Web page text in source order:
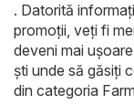
. Datorită
promoții, veți fi
deveni mai
ști unde să găsiți
din categoria